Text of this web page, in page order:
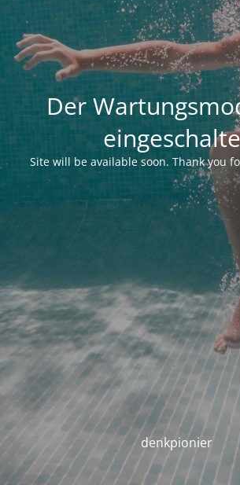
Der
Site will be available soon. Thank you
denkpionier